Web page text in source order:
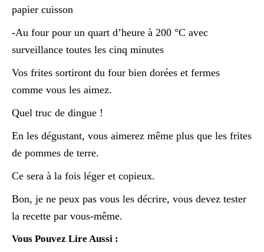
papier cuisson
-Au four pour un quart d’heure à 200 °C avec
surveillance toutes les cinq minutes
Vos frites sortiront du four bien dorées et fermes
comme vous les aimez.
Quel truc de dingue !
En les dégustant, vous aimerez même plus que les frites
de pommes de terre.
Ce sera à la fois léger et copieux.
Bon, je ne peux pas vous les décrire, vous devez tester
la recette par vous-même.
Vous Pouvez Lire Aussi :